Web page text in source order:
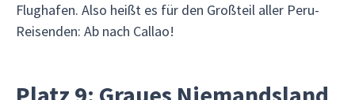
Flughafen. Also heißt es für den Großteil aller Peru-
Reisenden: Ab nach Callao!